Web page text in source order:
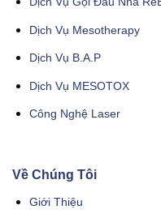
Về Chúng Tôi
Giới Thiệu
Dịch Vụ Mesotherapy
Dịch Vụ B.A.P
Dịch Vụ MESOTOX
Công Nghệ Laser